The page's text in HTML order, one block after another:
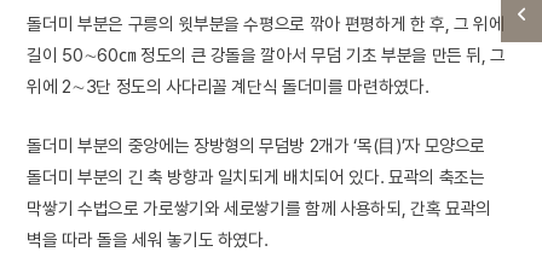
돌더미 부분은 구릉의 윗부분을 수평으로 깎아 편평하게 한 후, 그 위에
길이 50∼60㎝ 정도의 큰 강돌을 깔아서 무덤 기초 부분을 만든 뒤, 그
위에 2∼3단 정도의 사다리꼴 계단식 돌더미를 마련하였다.
돌더미 부분의 중앙에는 장방형의 무덤방 2개가 ‘목(目)’자 모양으로
돌더미 부분의 긴 축 방향과 일치되게 배치되어 있다. 묘곽의 축조는
막쌓기 수법으로 가로쌓기와 세로쌓기를 함께 사용하되, 간혹 묘곽의
벽을 따라 돌을 세워 놓기도 하였다.